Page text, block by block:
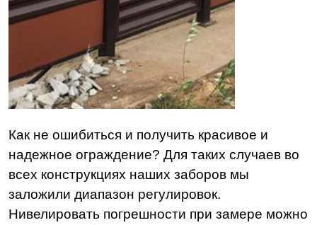
Как не ошибиться и получить красивое и
надежное ограждение? Для таких случаев во
всех конструкциях наших заборов мы
заложили диапазон регулировок.
Нивелировать погрешности при замере можно